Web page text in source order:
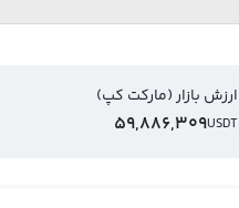
ارزش بازار (مارکت کپ)
USDT
59,886,309